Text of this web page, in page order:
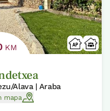
KM
Alava | Araba
mapa